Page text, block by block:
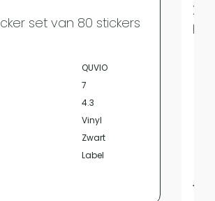
set van 80 stickers
QUVIO
7
4.3
Vinyl
Zwart
Label